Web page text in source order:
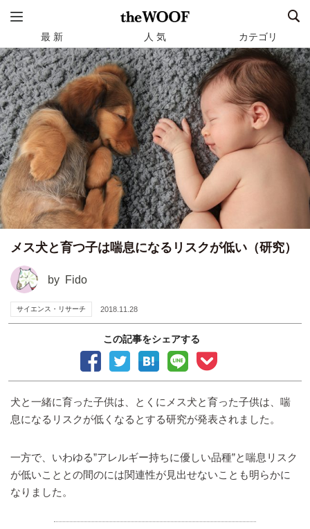
最 新 人 気 カテゴリ
メス犬と育つ子は喘息になるリスクが低い（研究）
by Fido
サイエンス・リサーチ 2018.11.28
この記事をシェアする
犬と一緒に育った子供は、とくにメス犬と育った子供は、喘
息になるリスクが低くなるとする研究が発表されました。
一方で、いわゆる”アレルギー持ちに優しい品種”と喘息リスク
が低いこととの間のには関連性が見出せないことも明らかに
なりました。